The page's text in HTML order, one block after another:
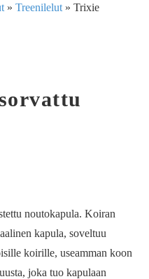
»Treenilelut »Trixie
noutokapula. Koiran
kapula, soveltuu
koirille, useamman koon
joka tuo kapulaan